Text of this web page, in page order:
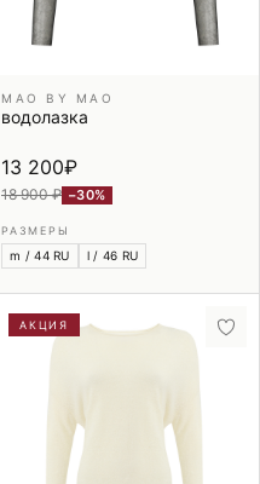
MAO BY MAO
водолазка
13 200₽
18 900 ₽ −30%
РАЗМЕРЫ
m / 44 RU l / 46 RU
АКЦИЯ